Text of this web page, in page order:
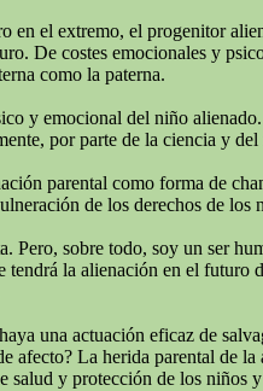
en el extremo, el progenitor
De costes emocionales y
como la paterna.
y emocional del niño
por parte de la ciencia y
parental como forma de
de los derechos de
sobre todo, soy un ser
la alienación en el
una actuación eficaz de
La herida parental de
salud y protección de los niños